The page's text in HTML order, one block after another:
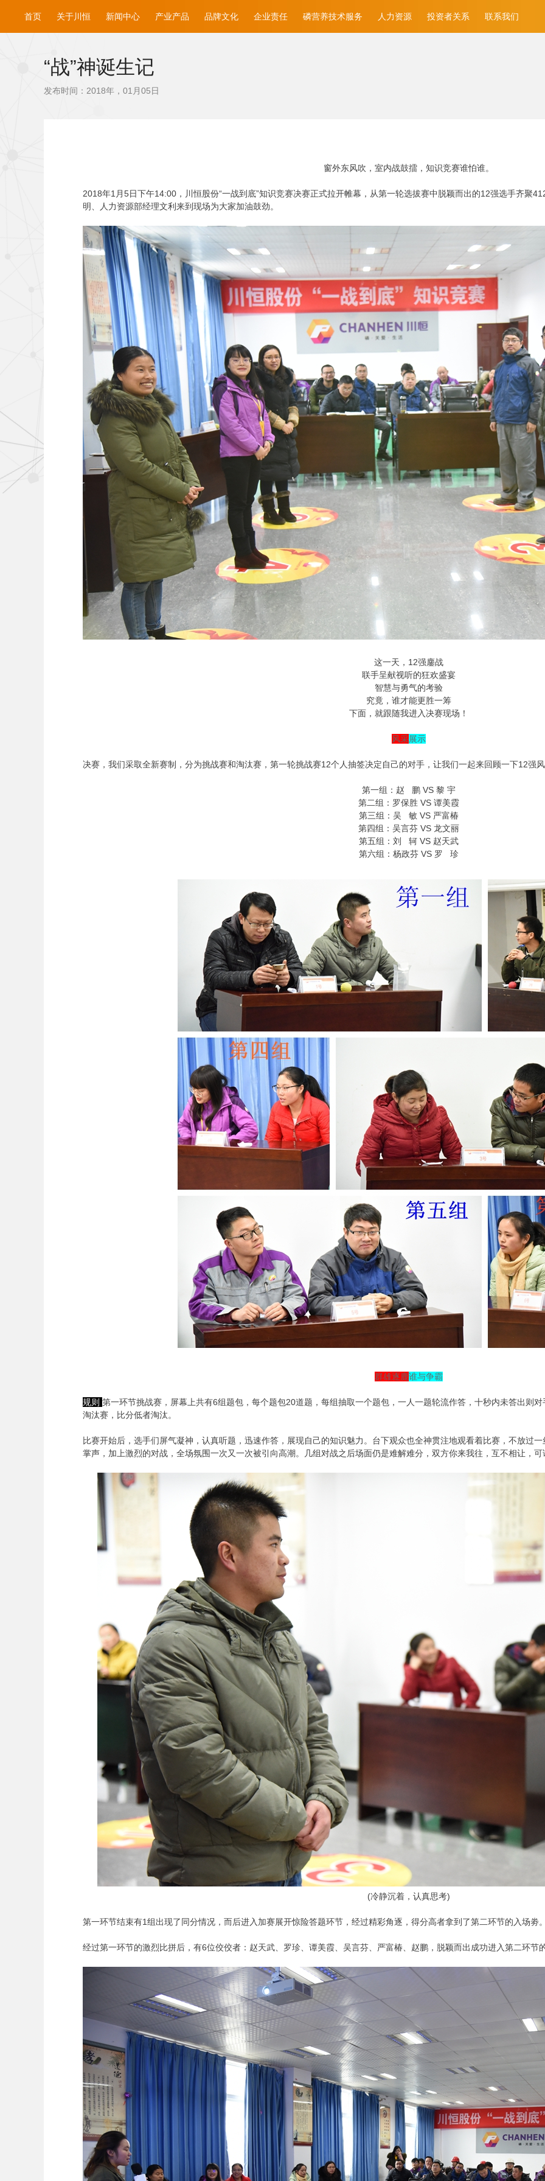
首页 关于川恒 新闻中心 产业产品 品牌文化 企业责任 磷营养技术服务 人力资源 投资者关系 联系我们
“战”神诞生记
发布时间：2018年，01月05日
窗外东风吹，室内战鼓擂，知识竞赛谁怕谁。
2018年1月5日下午14:00，川恒股份“一战到底”知识竞赛决赛正式拉开帷幕，从第一轮选拔赛中脱颖而出的12强选手齐聚
明、人力资源部经理文利来到现场为大家加油鼓劲。
这一天，12强鏖战
联手呈献视听的狂欢盛宴
智慧与勇气的考验
究竟，谁才能更胜一筹
下面，就跟随我进入决赛现场！
风采展示
决赛，我们采取全新赛制，分为挑战赛和淘汰赛，第一轮挑战赛12个人抽签决定自己的对手，让我们一起来回顾一下12强
第一组：赵 鹏 VS 黎 宇
第二组：罗保胜 VS 谭美霞
第三组：吴 敏 VS 严富椿
第四组：吴言芬 VS 龙文丽
第五组：刘 轲 VS 赵天武
第六组：杨政芬 VS 罗 珍
群雄逐鹿谁与争霸
规则 第一环节挑战赛，屏幕上共有6组题包，每个题包20道题，每组抽取一个题包，一人一题轮流作答，十秒内未答出则
淘汰赛，比分低者淘汰。
比赛开始后，选手们屏气凝神，认真听题，迅速作答，展现自己的知识魅力。台下观众也全神贯注地观看着比赛，不放过
掌声，加上激烈的对战，全场氛围一次又一次被引向高潮。几组对战之后场面仍是难解难分，双方你来我往，互不相让，
(冷静沉着，认真思考)
第一环节结束有1组出现了同分情况，而后进入加赛展开惊险答题环节，经过精彩角逐，得分高者拿到了第二环节的入场劵
经过第一环节的激烈比拼后，有6位佼佼者：赵天武、罗珍、谭美霞、吴言芬、严富椿、赵鹏，脱颖而出成功进入第二环节